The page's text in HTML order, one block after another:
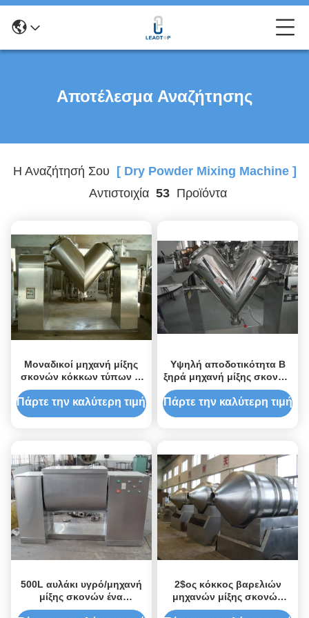
Αποτέλεσμα Αναζήτησης
Η Αναζήτησή Σου [ Dry Powder Mixing Machine ]
Αντιστοιχία 53Προϊόντα
Μοναδικοί μηχανή μίξης
σκονών κόκκων τύπων Β
ακατέργαστοι/ξηροί/
εξοπλισμός
Πάρτε την καλύτερη τιμή
Υψηλή αποδοτικότητα Β
ξηρά μηχανή μίξης σκονών
τύπων για τη βιομηχανία
τροφίμων
Πάρτε την καλύτερη τιμή
500L αυλάκι υγρό/μηχανή
μίξης σκονών ένα
διαδικασία
2$ος κόκκος βαρελιών
μηχανών μίξης σκονών
που αναμιγνύει τη